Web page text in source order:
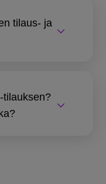
tilaus- ja
tilauksen?